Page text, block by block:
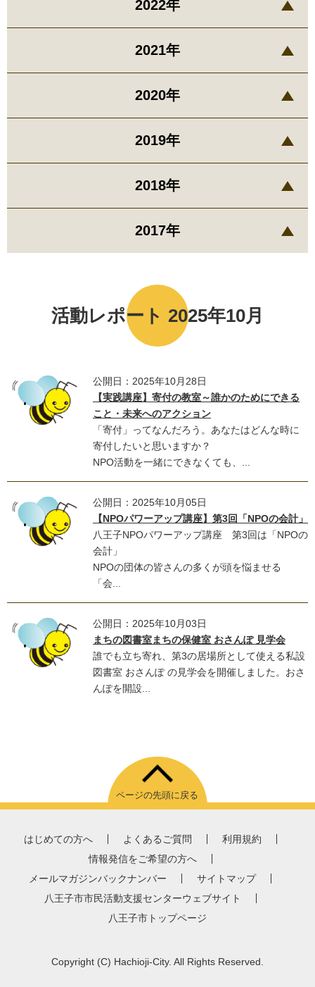
活動レポート 2025年10月
公開日：2025年10月28日
【実践講座】寄付の教室～誰かのためにできる
こと・未来へのアクション
「寄付」ってなんだろう。あなたはどんな時に
寄付したいと思いますか？
NPO活動を一緒にできなくても、...
公開日：2025年10月05日
【NPOパワーアップ講座】第3回「NPOの会計」
八王子NPOパワーアップ講座 第3回は「NPOの
会計」
NPOの団体の皆さんの多くが頭を悩ませる
「会...
公開日：2025年10月03日
まちの図書室まちの保健室 おさんぽ 見学会
誰でも立ち寄れ、第3の居場所として使える私設
図書室 おさんぽ の見学会を開催しました。おさ
んぽを開設...
2022年
2021年
2020年
2019年
2018年
2017年
ページの先頭に戻る
はじめての方へ よくあるご質問
利用規約
情報発信をご希望の方へ
メールマガジンバックナンバー
サイトマップ
八王子市市民活動支援センターウェブサイト
八王子市トップページ
Copyright (C) Hachioji-City. All Rights Reserved.